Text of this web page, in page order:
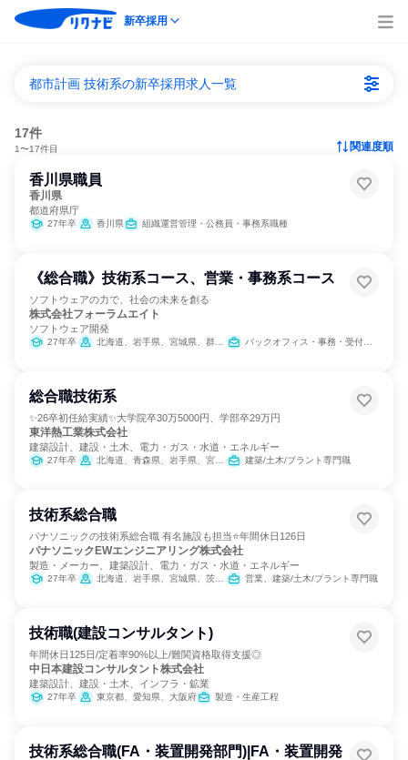
新卒採用
都市計画 技術系の新卒採用求人一覧
17件
1〜17件目 関連度順
香川県職員
香川県
都道府県庁
27年卒 香川県 組織運営管理・公務員・事務系職種
《総合職》技術系コース、営業・事務系コース
ソフトウェアの力で、社会の未来を創る
株式会社フォーラムエイト
ソフトウェア開発
27年卒 北海道、岩手県、宮城県、群馬県、東京都、石川県、愛知県、大阪府、兵庫県、福岡県、宮崎県、沖縄県 バックオフィス・事務・受付、IT、カスタマーサクセス、学術研究、営業、経理/税務/財務、人事、総務、広報/IR、クリエイティブ/デザイン職、出版/メディア/芸能/エンタメ専門職、カスタマーサポート/コールセンター
総合職技術系
✨26卒初任給実績✨大学院卒30万5000円、学部卒29万円
東洋熱工業株式会社
建築設計、建設・土木、電力・ガス・水道・エネルギー
27年卒 北海道、青森県、岩手県、宮城県、秋田県、山形県、福島県、茨城県、栃木県、群馬県、埼玉県、千葉県、東京都、神奈川県、新潟県、富山県、石川県、福井県、山梨県、長野県、岐阜県、静岡県、愛知県、三重県、滋賀県、京都府、大阪府、兵庫県、奈良県、和歌山県、鳥取県、島根県、岡山県、広島県、山口県、徳島県、香川県、愛媛県、高知県、福岡県、佐賀県、長崎県、熊本県、大分県、宮崎県、鹿児島県、沖縄県 建築/土木/プラント専門職
技術系総合職
パナソニックの技術系総合職 有名施設も担当⭐年間休日126日
パナソニックEWエンジニアリング株式会社
製造・メーカー、建築設計、電力・ガス・水道・エネルギー
27年卒 北海道、岩手県、宮城県、茨城県、栃木県、群馬県、東京都、新潟県、石川県、静岡県、愛知県、大阪府、鳥取県、岡山県、広島県、山口県、香川県、福岡県、鹿児島県、沖縄県 営業、建築/土木/プラント専門職
技術職(建設コンサルタント)
年間休日125日/定着率90%以上/難関資格取得支援◎
中日本建設コンサルタント株式会社
建築設計、建設・土木、インフラ・鉱業
27年卒 東京都、愛知県、大阪府 製造・生産工程
技術系総合職(FA・装置開発部門)|FA・装置開発